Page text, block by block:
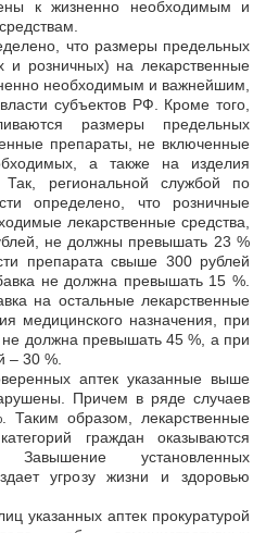
к жизненно необходимым и
что размеры предельных
и розничных) на лекарственные
необходимым и важнейшим,
субъектов РФ. Кроме того,
размеры предельных
препараты, не включенные
а также на изделия
Так, региональной службой по
определено, что розничные
лекарственные средства,
не должны превышать 23 %
препарата свыше 300 рублей
не должна превышать 15 %.
на остальные лекарственные
медицинского назначения, при
должна превышать 45 %, а при
– 30 %.
аптек указанные выше
Причем в ряде случаев
Таким образом, лекарственные
граждан оказываются
установленных
угрозу жизни и здоровью
указанных аптек прокуратурой